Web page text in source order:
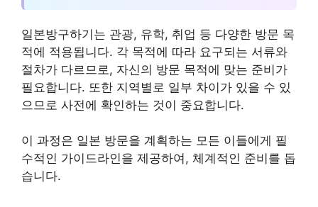
일본방구하기는 관광, 유학, 취업 등 다양한 방문 목
적에 적용됩니다. 각 목적에 따라 요구되는 서류와
절차가 다르므로, 자신의 방문 목적에 맞는 준비가
필요합니다. 또한 지역별로 일부 차이가 있을 수 있
으므로 사전에 확인하는 것이 중요합니다.
이 과정은 일본 방문을 계획하는 모든 이들에게 필
수적인 가이드라인을 제공하여, 체계적인 준비를 돕
습니다.